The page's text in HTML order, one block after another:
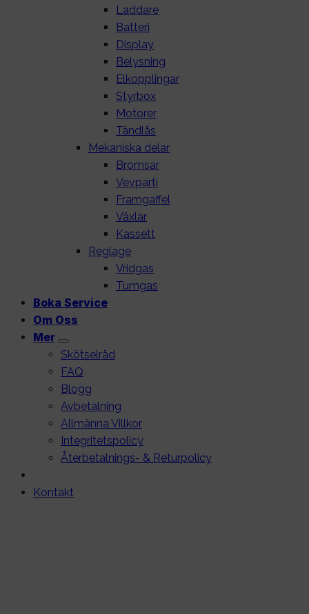
Laddare
Batteri
Display
Belysning
Elkopplingar
Styrbox
Motorer
Tändlås
Mekaniska delar
Bromsar
Vevparti
Framgaffel
Växlar
Kassett
Reglage
Vridgas
Tumgas
Boka Service
Om Oss
Mer
Skötselråd
FAQ
Blogg
Avbetalning
Allmänna Villkor
Integritetspolicy
Återbetalnings- & Returpolicy
Kontakt